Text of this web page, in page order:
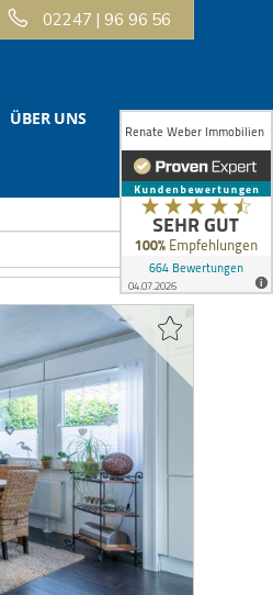
02247 | 96 96 56
ÜBER UNS KONTAKT